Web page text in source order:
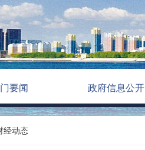
要闻 政府信息公开
经动态